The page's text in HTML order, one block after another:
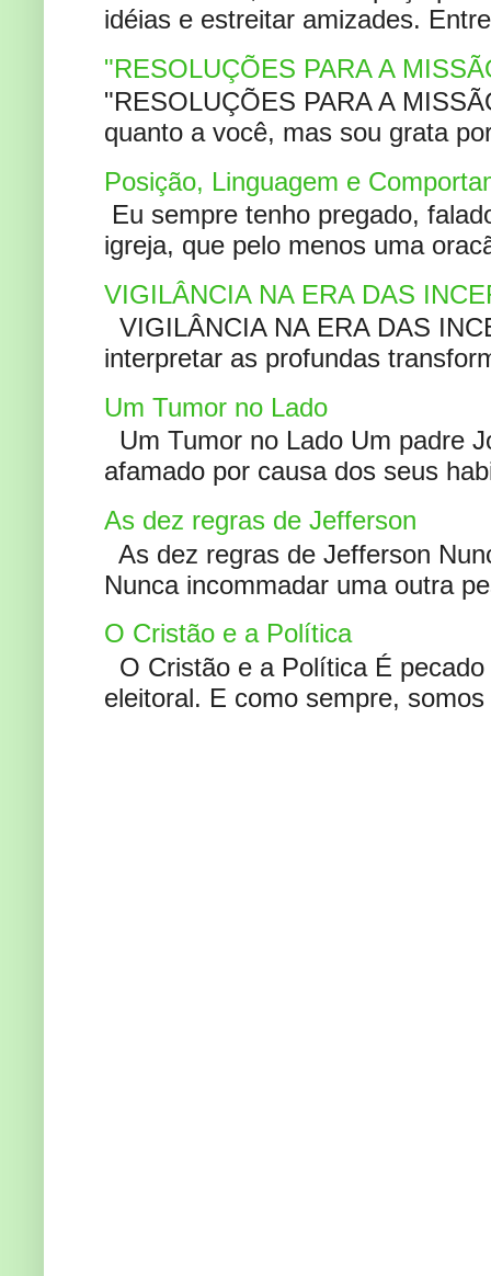
idéias e estreitar amizades.
"RESOLUÇÕES PARA A
"RESOLUÇÕES PARA A
quanto a você, mas sou grata
Posição, Linguagem e
Eu sempre tenho pregado,
igreja, que pelo menos uma
VIGILÂNCIA NA ERA DAS
VIGILÂNCIA NA ERA DAS
interpretar as profundas
Um Tumor no Lado
Um Tumor no Lado Um padre
afamado por causa dos seus
As dez regras de Jefferson
As dez regras de Jefferson
Nunca incommadar uma outra
O Cristão e a Política
O Cristão e a Política É
eleitoral. E como sempre,